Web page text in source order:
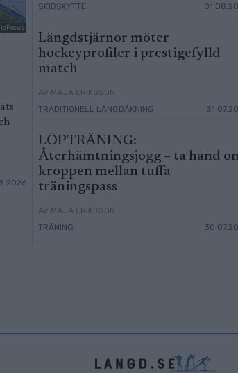
SKIDSKYTTE
Längdstjärnor möter
hockeyprofiler i prestigefylld
match
AV MAJA ERIKSSON
TRADITIONELL LÄNGDÅKNING
LÖPTRÄNING:
Återhämtningsjogg – ta hand
kroppen mellan tuffa
träningspass
AV MAJA ERIKSSON
TRÄNING